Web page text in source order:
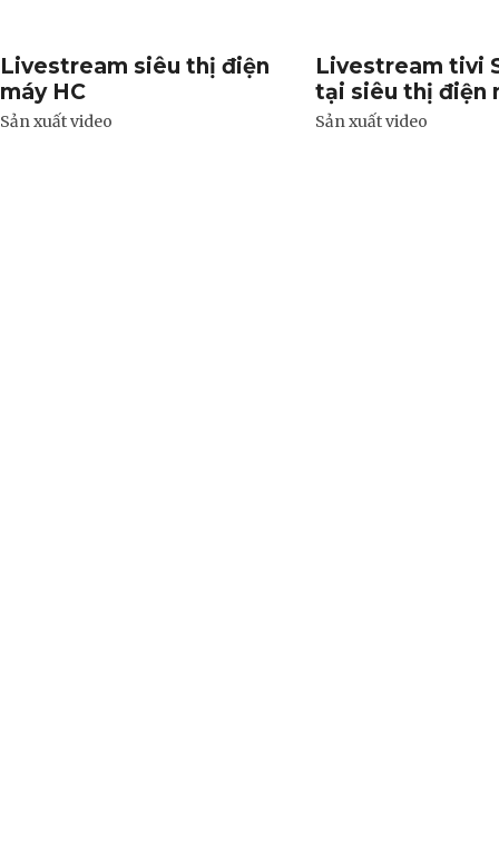
Livestream siêu thị điện
máy HC
Sản xuất video
Livestream tivi
tại siêu thị điện
Sản xuất video